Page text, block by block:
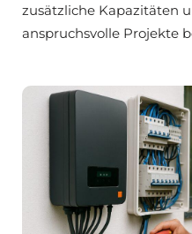
zusätzliche Kapazitäten
anspruchsvolle Projekte